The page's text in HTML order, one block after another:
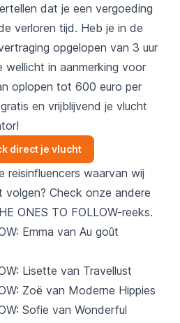
dat je een vergoeding
verloren tijd. Heb je in de
opgelopen van 3 uur
wellicht in aanmerking voor
oplopen tot 600 euro per
en vrijblijvend je vlucht
direct je vlucht
reisinfluencers waarvan wij
Check onze andere
ONES TO FOLLOW-reeks.
Emma van Au goût
Lisette van Travellust
Zoë van Moderne Hippies
Sofie van Wonderful